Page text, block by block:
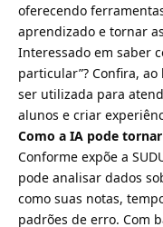
oferecendo
aprendizado e tornar
Interessado em saber
particular”? Confira,
ser utilizada para
alunos e criar
Como a IA pode
Conforme expõe a
pode analisar dados
como suas notas,
padrões de erro. Com